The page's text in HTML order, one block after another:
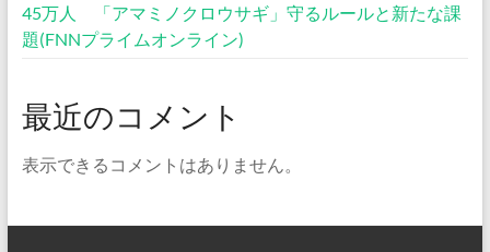
45万人 「アマミノクロウサギ」守るルールと新たな課
題(FNNプライムオンライン)
最近のコメント
表示できるコメントはありません。